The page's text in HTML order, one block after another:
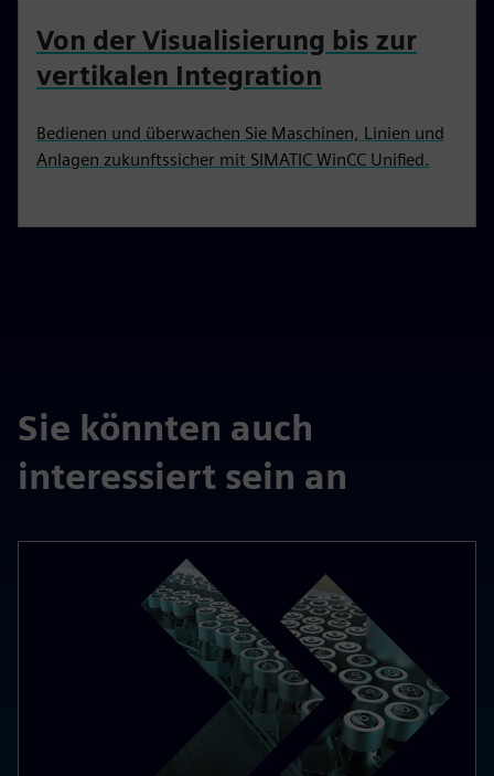
Von der Visualisierung bis zur
vertikalen Integration
Bedienen und überwachen Sie Maschinen, Linien und
Anlagen zukunftssicher mit SIMATIC WinCC Unified.
Sie könnten auch
interessiert sein an